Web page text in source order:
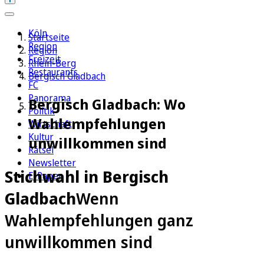
Köln
Region
Freizeit
Restaurants
FC
Panorama
Politik
Wirtschaft
Kultur
Rätsel
Newsletter
E-Paper
Startseite
Region
Rhein-Berg
Bergisch Gladbach
Bergisch Gladbach: Wo
Wahlempfehlungen
unwillkommen sind
Stichwahl in Bergisch
GladbachWenn
Wahlempfehlungen ganz
unwillkommen sind